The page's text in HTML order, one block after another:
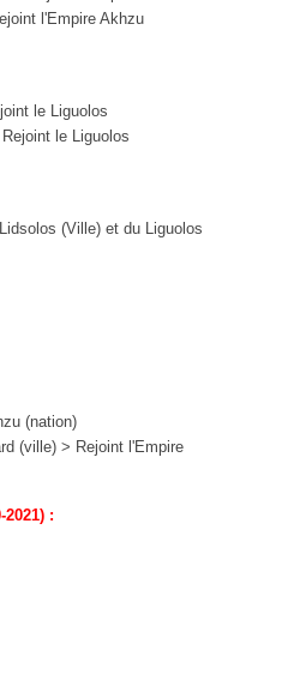
l'Empire Akhzu
le Liguolos
le Liguolos
(Ville) et du Liguolos
(nation)
(ville) > Rejoint l'Empire
: